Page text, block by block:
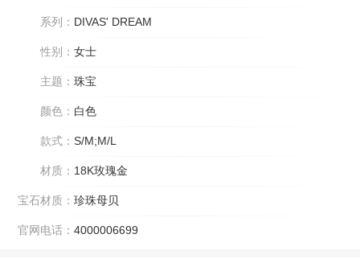
系列： DIVAS' DREAM
性别： 女士
主题： 珠宝
颜色： 白色
款式： S/M;M/L
材质： 18K玫瑰金
宝石材质： 珍珠母贝
官网电话： 4000006699